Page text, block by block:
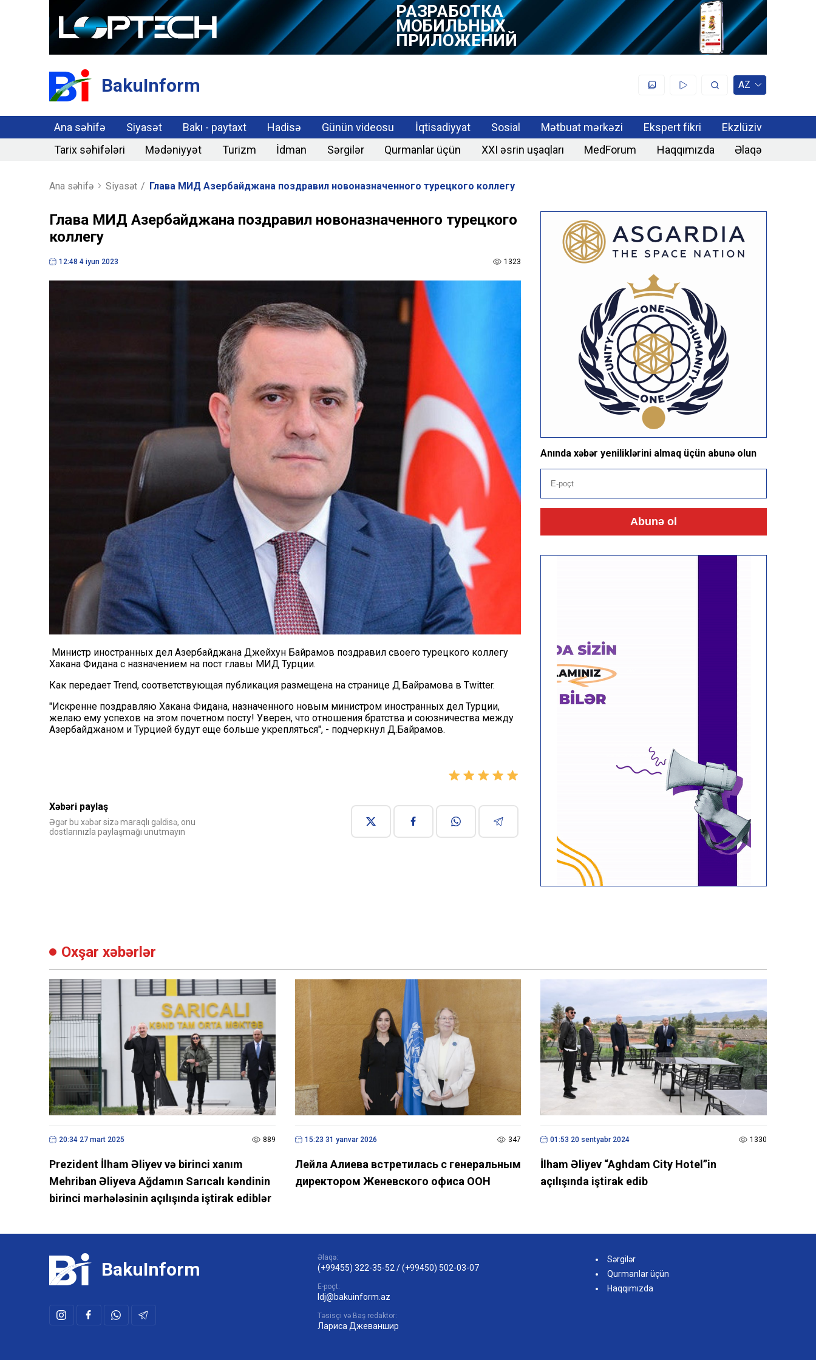
РАЗРАБОТКА
МОБИЛЬНЫХ
ПРИЛОЖЕНИЙ
BakuInform AZ
Ana səhifə Siyasət Bakı - paytaxt Hadisə Günün videosu İqtisadiyyat Sosial Mətbuat mərkəzi Ekspert fikri
Ekzlüziv
Tarix səhifələri
Mədəniyyət Turizm İdman Sərgilər Qurmanlar üçün XXI əsrin uşaqları MedForum Haqqımızda Əlaqə
Ana səhifə Siyasət / Глава МИД Азербайджана поздравил новоназначенного турецкого коллегу
Глава МИД Азербайджана поздравил новоназначенного турецкого
коллегу
12:48 4 iyun 2023 1323
Министр иностранных дел Азербайджана Джейхун Байрамов поздравил своего турецкого коллегу
Хакана Фидана с назначением на пост главы МИД Турции.
Как передает Trend, соответствующая публикация размещена на странице Д.Байрамова в Twitter.
"Искренне поздравляю Хакана Фидана, назначенного новым министром иностранных дел Турции,
желаю ему успехов на этом почетном посту! Уверен, что отношения братства и союзничества между
Азербайджаном и Турцией будут еще больше укрепляться", - подчеркнул Д.Байрамов.
Xəbəri paylaş
Əgər bu xəbər sizə maraqlı gəldisə, onu
dostlarınızla paylaşmağı unutmayın
Anında xəbər yeniliklərini almaq üçün abunə olun
Abunə ol
Oxşar xəbərlər
20:34 27 mart 2025 889
Prezident İlham Əliyev və birinci xanım
Mehriban Əliyeva Ağdamın Sarıcalı kəndinin
birinci mərhələsinin açılışında iştirak ediblər
15:23 31 yanvar 2026 347
Лейла Алиева встретилась с генеральным
директором Женевского офиса ООН
01:53 20 sentyabr 2024 1330
İlham Əliyev “Aghdam City Hotel”in
açılışında iştirak edib
BakuInform
Əlaqə:
(+99455) 322-35-52 /(+99450) 502-03-07
E-poçt:
ldj@bakuinform.az
Təsisçi və Baş redaktor:
Лариса Джеваншир
Sərgilər
Qurmanlar üçün
Haqqımızda